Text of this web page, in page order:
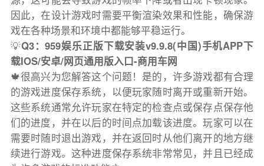
因此，在设计游戏时需要平衡渲染效果和性能，确保游
戏在各种场景和环境中都能够平稳运行。
💡Q3：959娱乐正版下载安装v9.9.8(中国)手机APP下
载IOS/安卓/网页通用版入口-商用车网
🍁很高兴为您解答这个问题！是的，许多游戏都有合理
的游戏进度保存系统，以便玩家随时离开或重新开始。
这些系统通常允许玩家在特定的检查点或保存点保存他
们的进度，并在以后的时间点加载该进度。玩家可以在
需要时随时退出游戏，并在返回时从他们离开的地方继
续进行游戏。这种进度保存系统非常常见，并且已经成